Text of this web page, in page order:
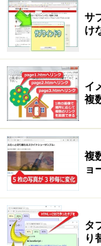
サ
け
イ
複
複
ョ
タ
り